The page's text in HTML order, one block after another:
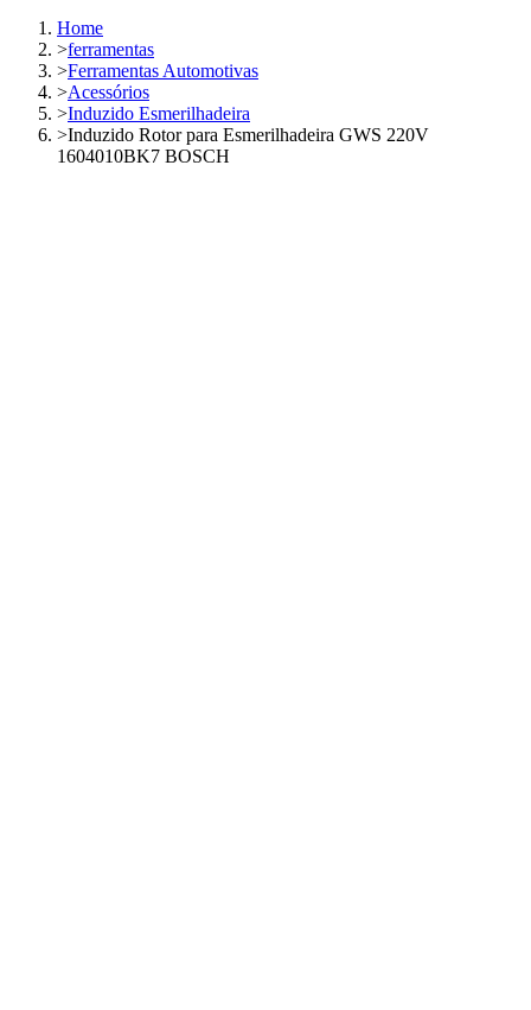
Home
>ferramentas
>Ferramentas Automotivas
>Acessórios
>Induzido Esmerilhadeira
>Induzido Rotor para Esmerilhadeira GWS 220V
1604010BK7 BOSCH